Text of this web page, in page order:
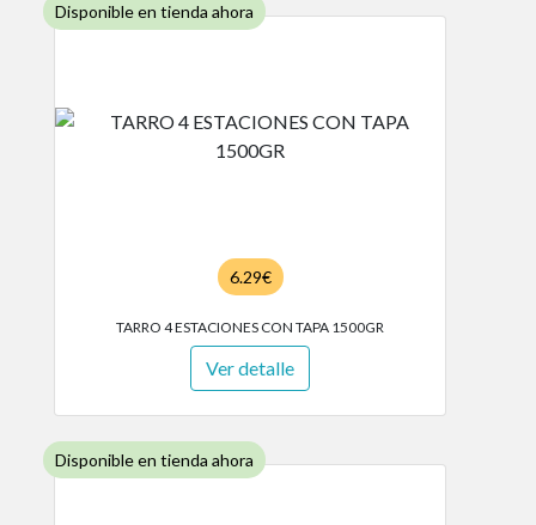
Disponible en tienda ahora
6.29€
TARRO 4 ESTACIONES CON TAPA 1500GR
Ver detalle
Disponible en tienda ahora